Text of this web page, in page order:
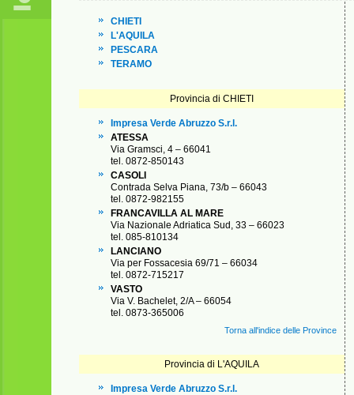
CHIETI
L'AQUILA
PESCARA
TERAMO
Provincia di CHIETI
Impresa Verde Abruzzo S.r.l.
ATESSA
Via Gramsci, 4 – 66041
tel. 0872-850143
CASOLI
Contrada Selva Piana, 73/b – 66043
tel. 0872-982155
FRANCAVILLA AL MARE
Via Nazionale Adriatica Sud, 33 – 66023
tel. 085-810134
LANCIANO
Via per Fossacesia 69/71 – 66034
tel. 0872-715217
VASTO
Via V. Bachelet, 2/A – 66054
tel. 0873-365006
Torna all'indice delle Province
Provincia di L'AQUILA
Impresa Verde Abruzzo S.r.l.